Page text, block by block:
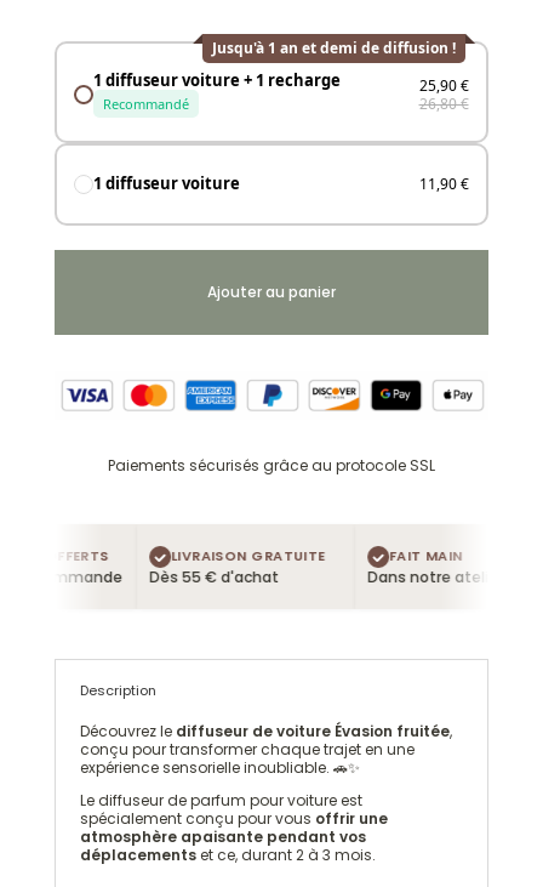
Jusqu'à 1 an et demi de diffusion !
1 diffuseur voiture + 1 recharge
Recommandé
25,90 €
26,80 €
1 diffuseur voiture 11,90 €
Ajouter au panier
Paiements sécurisés grâce au protocole SSL
OFFERTS
commande
LIVRAISON GRATUITE
Dès 55 € d'achat
FAIT MAIN
Dans notre atelier
Description
Découvrez le diffuseur de voiture Évasion fruitée,
conçu pour transformer chaque trajet en une
expérience sensorielle inoubliable. 🚗✨
Le diffuseur de parfum pour voiture est
spécialement conçu pour vous offrir une
atmosphère apaisante pendant vos
déplacementset ce, durant 2 à 3 mois.